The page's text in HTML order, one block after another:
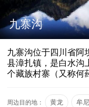
九寨沟
九寨沟位于四川省阿
县漳扎镇，是白水沟
个藏族村寨（又称何
08个湖泊。九寨沟
周边目的地： 黄龙 牟
门票：190元
观光车：90元